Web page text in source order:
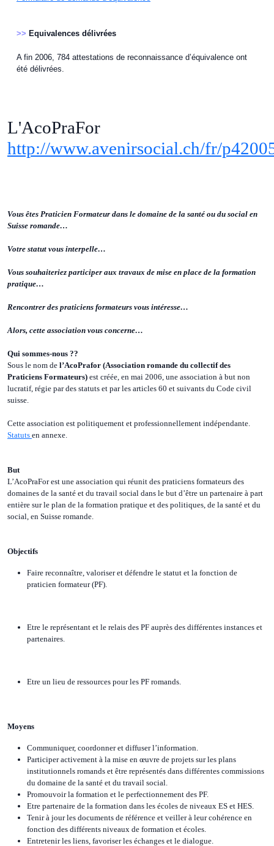
>> Equivalences délivrées
A fin 2006, 784 attestations de reconnaissance d’équivalence ont
été délivrées.
L'AcoPraFor
http://www.avenirsocial.ch/fr/
Vous êtes Praticien Formateur dans le domaine de la santé ou du social en
Suisse romande…
Votre statut vous interpelle…
Vous souhaiteriez participer aux travaux de mise en place de la formation
pratique…
Rencontrer des praticiens formateurs vous intéresse…
Alors, cette association vous concerne…
Qui sommes-nous ??
Sous le nom de l’AcoPrafor (Association romande du collectif des
Praticiens Formateurs) est créée, en mai 2006, une association à but non
lucratif, régie par des statuts et par les articles 60 et suivants du Code civil
suisse.
Cette association est politiquement et professionnellement indépendante.
Statuts en annexe.
But
L’AcoPraFor est une association qui réunit des praticiens formateurs des
domaines de la santé et du travail social dans le but d’être un partenaire à part
entière sur le plan de la formation pratique et des politiques, de la santé et du
social, en Suisse romande.
Objectifs
Faire reconnaître, valoriser et défendre le statut et la fonction de
praticien formateur (PF).
Etre le représentant et le relais des PF auprès des différentes instances et
partenaires.
Etre un lieu de ressources pour les PF romands.
Moyens
Communiquer, coordonner et diffuser l’information.
Participer activement à la mise en œuvre de projets sur les plans
institutionnels romands et être représentés dans différentes commissions
du domaine de la santé et du travail social.
Promouvoir la formation et le perfectionnement des PF.
Etre partenaire de la formation dans les écoles de niveaux ES et HES.
Tenir à jour les documents de référence et veiller à leur cohérence en
fonction des différents niveaux de formation et écoles.
Entretenir les liens, favoriser les échanges et le dialogue.